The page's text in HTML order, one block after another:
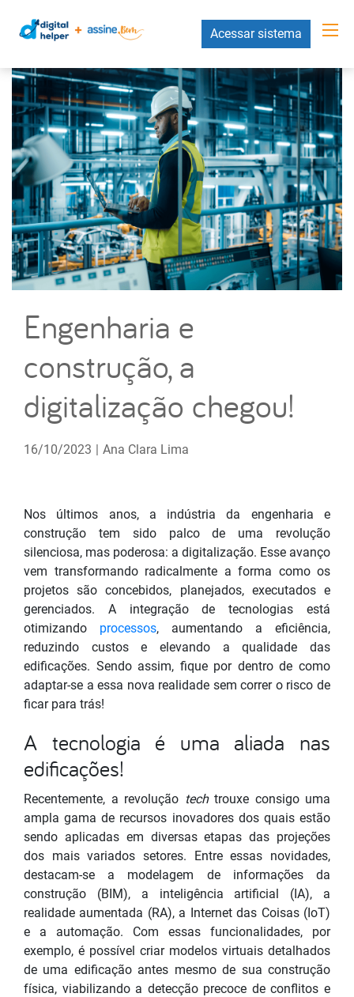
Acessar sistema
Engenharia e
construção, a
digitalização chegou!
16/10/2023 | Ana Clara Lima
Nos últimos anos, a indústria da engenharia e
construção tem sido palco de uma revolução
silenciosa, mas poderosa: a digitalização. Esse avanço
vem transformando radicalmente a forma como os
projetos são concebidos, planejados, executados e
gerenciados. A integração de tecnologias está
otimizando processos, aumentando a eficiência,
reduzindo custos e elevando a qualidade das
edificações. Sendo assim, fique por dentro de como
adaptar-se a essa nova realidade sem correr o risco de
ficar para trás!
A tecnologia é uma aliada nas
edificações!
Recentemente, a revolução tech trouxe consigo uma
ampla gama de recursos inovadores dos quais estão
sendo aplicadas em diversas etapas das projeções
dos mais variados setores. Entre essas novidades,
destacam-se a modelagem de informações da
construção (BIM), a inteligência artificial (IA), a
realidade aumentada (RA), a Internet das Coisas (IoT)
e a automação. Com essas funcionalidades, por
exemplo, é possível criar modelos virtuais detalhados
de uma edificação antes mesmo de sua construção
física, viabilizando a detecção precoce de conflitos e